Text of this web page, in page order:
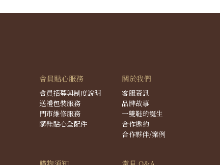
會員貼心服務
會員招募與制度說明
送禮包裝服務
門市維修服務
購鞋貼心全配件
關於我們
客服資訊
品牌故事
一雙鞋的誕生
合作邀約
合作夥伴/案例